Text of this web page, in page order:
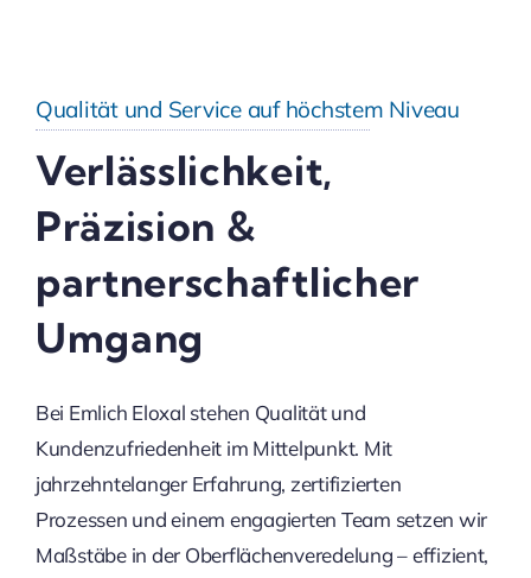
Qualität und Service auf höchstem Niveau
Verlässlichkeit,
Präzision &
partnerschaftlicher
Umgang
Bei Emlich Eloxal stehen Qualität und
Kundenzufriedenheit im Mittelpunkt. Mit
jahrzehntelanger Erfahrung, zertifizierten
Prozessen und einem engagierten Team setzen wir
Maßstäbe in der Oberflächenveredelung – effizient,